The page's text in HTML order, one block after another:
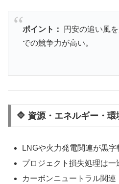
ポイント：
円安の追い風
での競争力が高い。
🔷 資源・エネルギー・環
LNGや火力発電関連が黒字
プロジェクト損失処理は一
カーボンニュートラル関